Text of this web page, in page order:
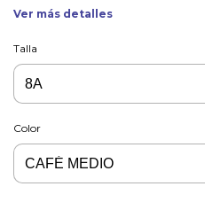
Ver más detalles
Talla
Color